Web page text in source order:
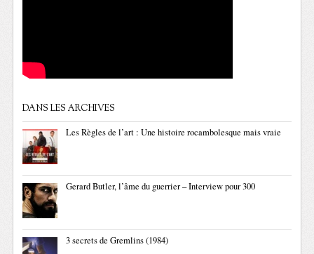
DANS LES ARCHIVES
Les Règles de l’art : Une histoire rocambolesque mais vraie
Gerard Butler, l’âme du guerrier – Interview pour 300
3 secrets de Gremlins (1984)